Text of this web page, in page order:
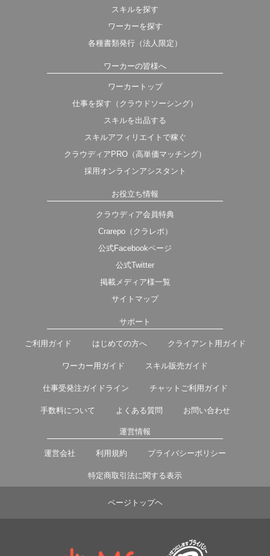
スキルを探す
ワーカーを探す
各種書類発行（法人限定）
ワーカーの皆様へ
ワーカートップ
仕事を探す（クラウドソーシング）
スキルを出品する
スキルアフィリエイトで稼ぐ
クラウディアPRO（高単価マッチング）
採用オンラインアシスタント
お役立ち情報
クラウディア会員特典
Crarepo（クラレポ）
公式Facebookページ
公式Twitter
掲載メディア様一覧
サイトマップ
サポート
ご利用ガイド はじめての方へ クライアント用ガイド
ワーカー用ガイド スキル販売ガイド
仕事受発注ガイドライン チャットご利用ガイド
手数料について よくある質問 お問い合わせ
運営情報
運営会社 利用規約 プライバシーポリシー
特定商取引法に関する表示
ページトップヘ